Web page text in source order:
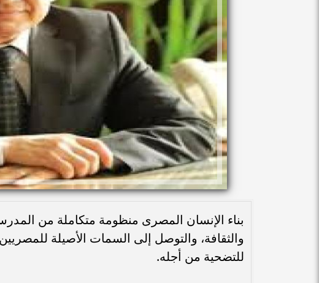
بناء الإنسان المصرى منظومة متكاملة من
والثقافة، والتوصل إلى السمات الأصيلة
للتضحية من أجله.